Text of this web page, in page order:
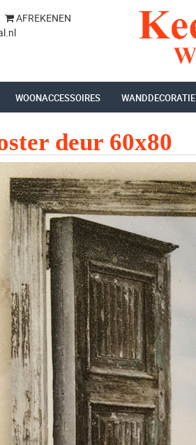
AFREKENEN
WOONACCESSOIRES WANDDECORATIE
deur 60x80